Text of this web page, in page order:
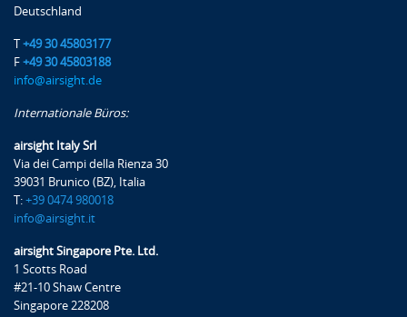
Deutschland
T +49 30 45803177
F +49 30 45803188
info@airsight.de
Internationale Büros:
airsight Italy Srl
Via dei Campi della Rienza 30
39031 Brunico (BZ), Italia
T: +39 0474 980018
info@airsight.it
airsight Singapore Pte. Ltd.
1 Scotts Road
#21-10 Shaw Centre
Singapore 228208